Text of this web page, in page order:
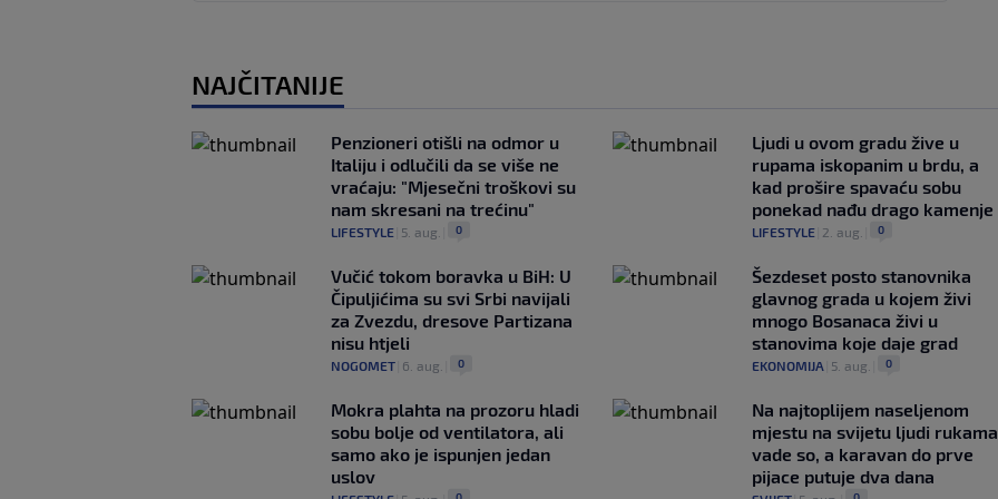
NAJČITANIJE
Penzioneri otišli na odmor u
Italiju i odlučili da se više ne
vraćaju: "Mjesečni troškovi su
nam skresani na trećinu"
LIFESTYLE 5. aug. 0
Ljudi u ovom gradu žive u
rupama iskopanim u brdu, a
kad prošire spavaću sobu
ponekad nađu drago kamenje
LIFESTYLE| 2. aug. 0
Vučić tokom boravka u BiH: U
Čipuljićima su svi Srbi navijali
za Zvezdu, dresove Partizana
nisu htjeli
NOGOMET 6. aug. 0
Šezdeset posto stanovnika
glavnog grada u kojem živi
mnogo Bosanaca živi u
stanovima koje daje grad
EKONOMIJA 5. aug. 0
Mokra plahta na prozoru hladi
sobu bolje od ventilatora, ali
samo ako je ispunjen jedan
uslov
Na najtoplijem naseljenom
mjestu na svijetu ljudi rukama
vade so, a karavan do prve
pijace putuje dva dana